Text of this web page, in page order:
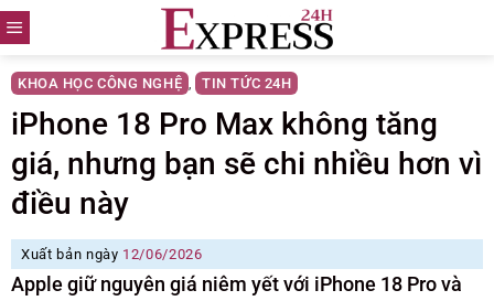
Skip
to
content
KHOA HỌC CÔNG NGHỆ , TIN TỨC 24H
iPhone 18 Pro Max không tăng
giá, nhưng bạn sẽ chi nhiều hơn vì
điều này
Xuất bản ngày 12/06/2026
Apple giữ nguyên giá niêm yết với iPhone 18 Pro và